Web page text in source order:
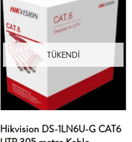
TÜKENDI
Hikvision DS-1LN6U-G CAT6